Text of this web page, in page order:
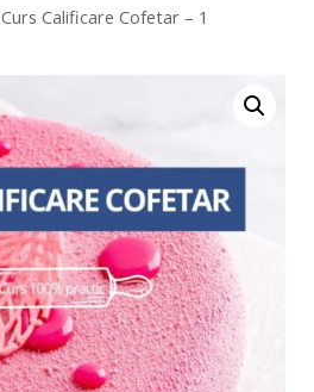
Curs Calificare Cofetar – 1